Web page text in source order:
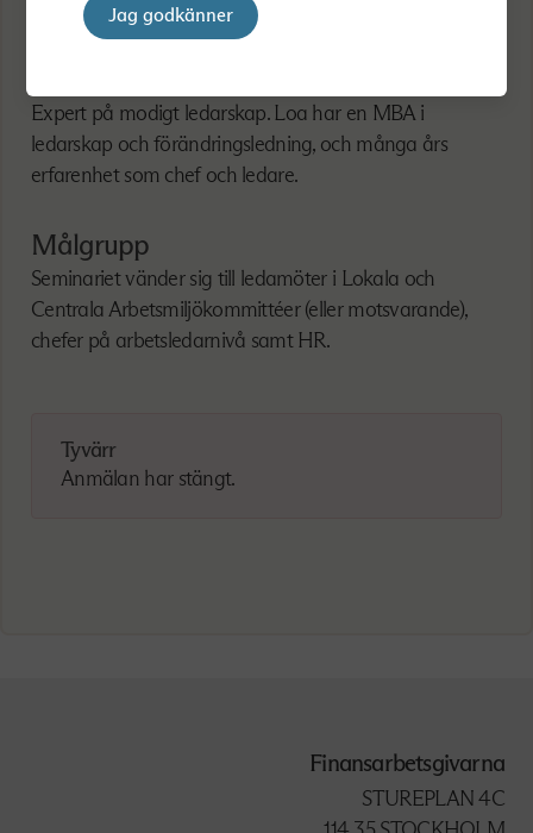
Jag godkänner
samt mångårig erfarenhet inom företagshälsovård.
Expert på modigt ledarskap. Loa har en MBA i
ledarskap och förändringsledning, och många års
erfarenhet som chef och ledare.
Målgrupp
Seminariet vänder sig till ledamöter i Lokala och
Centrala Arbetsmiljökommittéer (eller motsvarande),
chefer på arbetsledarnivå samt HR.
Tyvärr
Anmälan har stängt.
Finansarbetsgivarna
STUREPLAN 4C